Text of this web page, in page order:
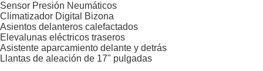
Sensor Presión Neumáticos
Climatizador Digital Bizona
Asientos delanteros calefactados
Elevalunas eléctricos traseros
Asistente aparcamiento delante y detrás
Llantas de aleación de 17" pulgadas